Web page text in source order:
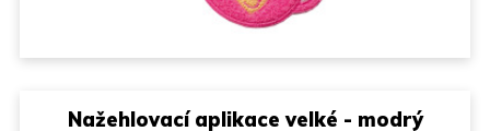
Nažehlovací aplikace velké - modrý